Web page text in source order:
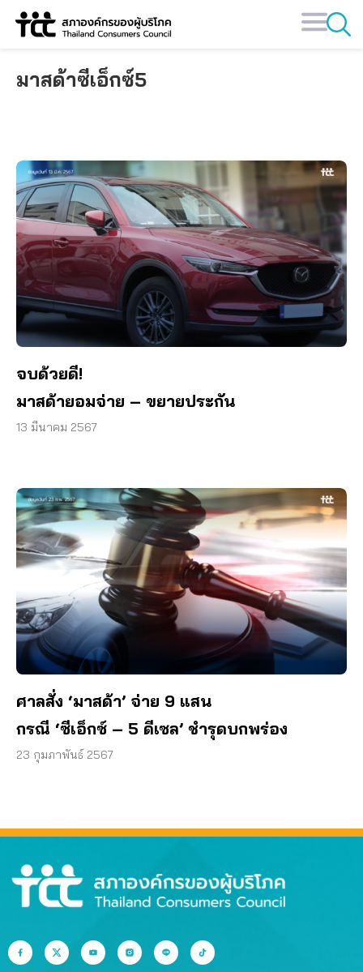
Skip
มาสด้าซีเอ็กซ์5
จบด้วยดี!
มาสด้ายอมจ่าย – ขยายประกัน
13 มีนาคม 2567
ศาลสั่ง ‘มาสด้า’ จ่าย 9 แสน
กรณี ‘ซีเอ็กซ์ – 5 ดีเซล’ ชำรุดบกพร่อง
23 กุมภาพันธ์ 2567